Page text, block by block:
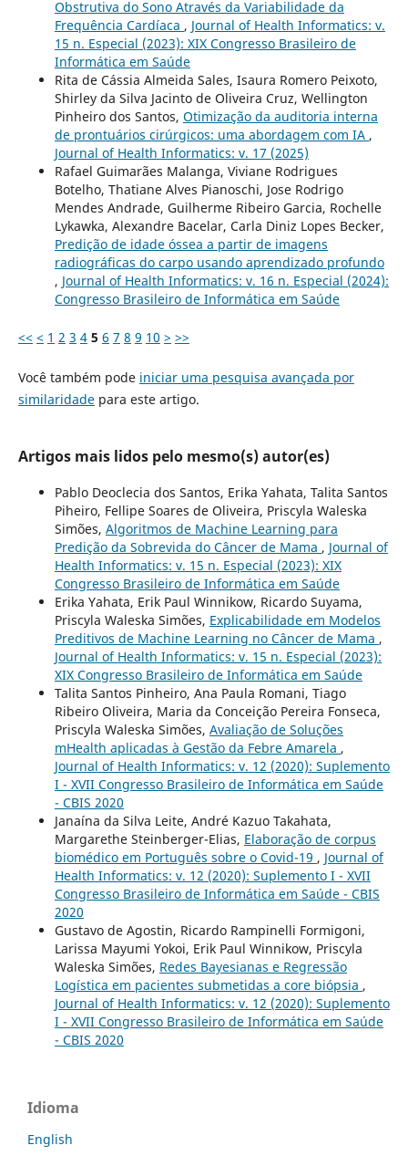
Obstrutiva do Sono Através da Variabilidade da
Frequência Cardíaca , Journal of Health Informatics: v.
15 n. Especial (2023): XIX Congresso Brasileiro de
Informática em Saúde
Rita de Cássia Almeida Sales, Isaura Romero Peixoto,
Shirley da Silva Jacinto de Oliveira Cruz, Wellington
Pinheiro dos Santos, Otimização da auditoria interna
de prontuários cirúrgicos: uma abordagem com IA ,
Journal of Health Informatics: v. 17 (2025)
Rafael Guimarães Malanga, Viviane Rodrigues
Botelho, Thatiane Alves Pianoschi, Jose Rodrigo
Mendes Andrade, Guilherme Ribeiro Garcia, Rochelle
Lykawka, Alexandre Bacelar, Carla Diniz Lopes Becker,
Predição de idade óssea a partir de imagens
radiográficas do carpo usando aprendizado profundo
, Journal of Health Informatics: v. 16 n. Especial (2024):
Congresso Brasileiro de Informática em Saúde
<< < 1 2 3 4 5 6 7 8 9 10 > >>
Você também pode iniciar uma pesquisa avançada por
similaridadepara este artigo.
Artigos mais lidos pelo mesmo(s) autor(es)
Pablo Deoclecia dos Santos, Erika Yahata, Talita Santos
Piheiro, Fellipe Soares de Oliveira, Priscyla Waleska
Simões, Algoritmos de Machine Learning para
Predição da Sobrevida do Câncer de Mama , Journal of
Health Informatics: v. 15 n. Especial (2023): XIX
Congresso Brasileiro de Informática em Saúde
Erika Yahata, Erik Paul Winnikow, Ricardo Suyama,
Priscyla Waleska Simões, Explicabilidade em Modelos
Preditivos de Machine Learning no Câncer de Mama ,
Journal of Health Informatics: v. 15 n. Especial (2023):
XIX Congresso Brasileiro de Informática em Saúde
Talita Santos Pinheiro, Ana Paula Romani, Tiago
Ribeiro Oliveira, Maria da Conceição Pereira Fonseca,
Priscyla Waleska Simões, Avaliação de Soluções
mHealth aplicadas à Gestão da Febre Amarela ,
Journal of Health Informatics: v. 12 (2020): Suplemento
I - XVII Congresso Brasileiro de Informática em Saúde
- CBIS 2020
Janaína da Silva Leite, André Kazuo Takahata,
Margarethe Steinberger-Elias, Elaboração de corpus
biomédico em Português sobre o Covid-19 , Journal of
Health Informatics: v. 12 (2020): Suplemento I - XVII
Congresso Brasileiro de Informática em Saúde - CBIS
2020
Gustavo de Agostin, Ricardo Rampinelli Formigoni,
Larissa Mayumi Yokoi, Erik Paul Winnikow, Priscyla
Waleska Simões, Redes Bayesianas e Regressão
Logística em pacientes submetidas a core biópsia ,
Journal of Health Informatics: v. 12 (2020): Suplemento
I - XVII Congresso Brasileiro de Informática em Saúde
- CBIS 2020
Idioma
English